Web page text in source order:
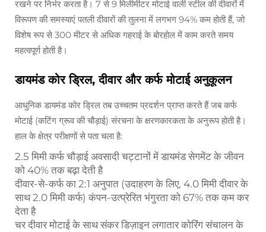
रखने पर निर्भर करता है। 7 से 9 मिलीमीटर मोटाई वाली स्टील की दीवारों में
विरूपण की समस्याएं पतली दीवारों की तुलना में लगभग 94% कम होती हैं, जो
विशेष रूप से 300 मीटर से अधिक गहराई के बोरहोल में काम करते समय
महत्वपूर्ण होती है।
डायमंड कोर ड्रिल, दीवार और कर्फ मोटाई अनुकूलन
आधुनिक डायमंड कोर ड्रिल तब उच्चतम प्रदर्शन प्राप्त करते हैं जब कर्फ
मोटाई (कटिंग ग्रूव की चौड़ाई) संरचना के क्षरणकारकता के अनुरूप होती है।
हाल के क्षेत्र परीक्षणों से पता चला है:
2.5 मिमी कर्फ चौड़ाई अवसादी चट्टानों में डायमंड सेगमेंट के जीवन
को 40% तक बढ़ा देती है
दीवार-से-कर्फ का 2:1 अनुपात (उदाहरण के लिए, 4.0 मिमी दीवार के
साथ 2.0 मिमी कर्फ) कंपन-उत्प्रेरित भंगुरता को 67% तक कम कर
देता है
चर दीवार मोटाई के साथ संकर डिज़ाइन लगातार कोरिंग संचालन के